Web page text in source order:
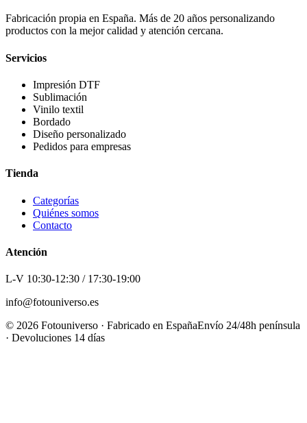
Fabricación propia en España. Más de 20 años personalizando
productos con la mejor calidad y atención cercana.
Servicios
Impresión DTF
Sublimación
Vinilo textil
Bordado
Diseño personalizado
Pedidos para empresas
Tienda
Categorías
Quiénes somos
Contacto
Atención
L-V 10:30-12:30 / 17:30-19:00
info@fotouniverso.es
© 2026 Fotouniverso · Fabricado en EspañaEnvío 24/48h península
· Devoluciones 14 días